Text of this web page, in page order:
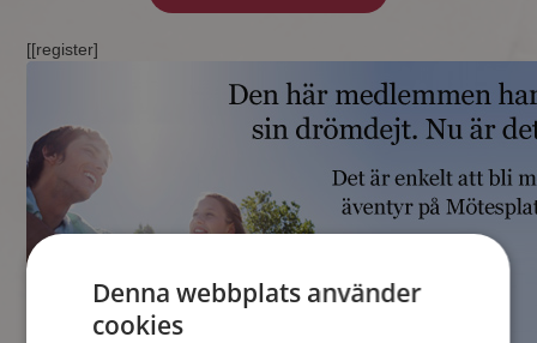
[[register]
Denna webbplats använder
cookies